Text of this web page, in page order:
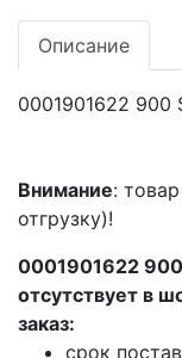
Описание
0001901622 900
Внимание:
отгрузку)!
0001901622 900
отсутствует в
заказ:
срок